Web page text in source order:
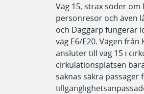
Väg 15, strax söder
personresor och även
och Daggarp fungerar
väg E6/E20. Vägen
ansluter till väg 15 i
cirkulationsplatsen
saknas säkra